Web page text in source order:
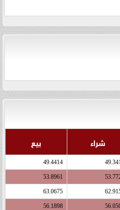
شراء بيع
49.4414
53.8961
63.0675
56.1898